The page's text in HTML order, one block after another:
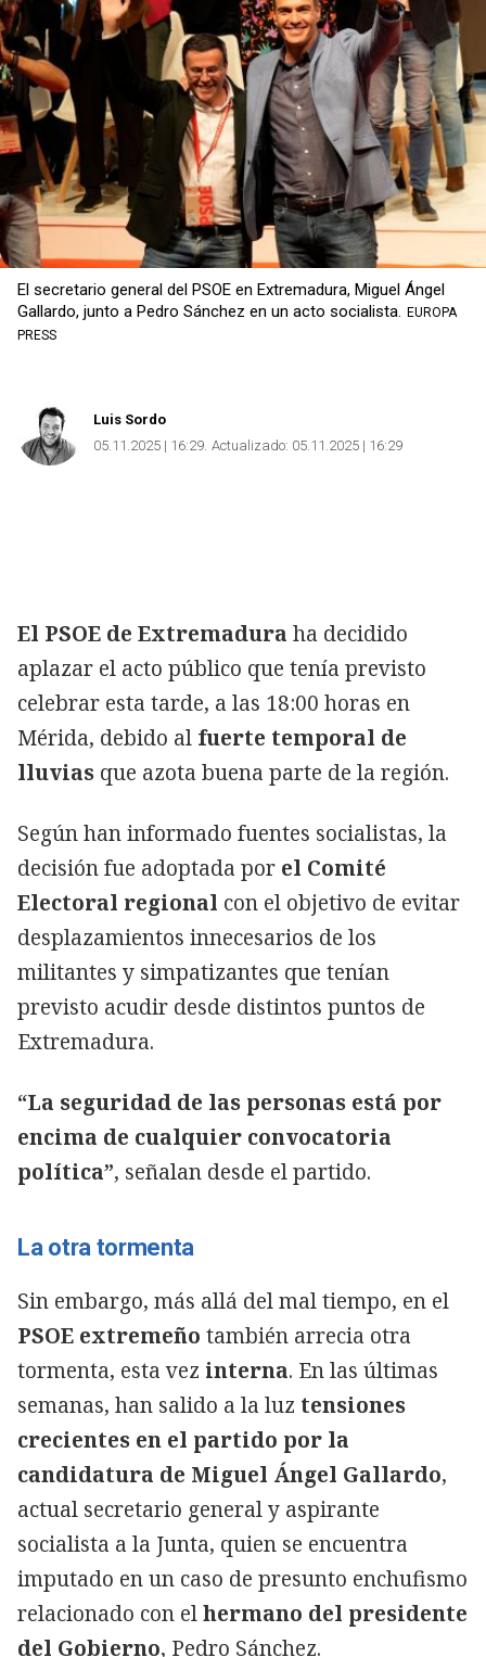
Copiar
El secretario general del PSOE en Extremadura, Miguel Ángel
Gallardo, junto a Pedro Sánchez en un acto socialista. EUROPA
PRESS
Luis Sordo
05.11.2025 | 16:29 Actualizado: 05.11.2025 | 16:29
El PSOE de Extremadura ha decidido
aplazar el acto público que tenía previsto
celebrar esta tarde, a las 18:00 horas en
Mérida, debido al fuerte temporal de
lluvias que azota buena parte de la región.
Según han informado fuentes socialistas, la
decisión fue adoptada por el Comité
Electoral regional con el objetivo de evitar
desplazamientos innecesarios de los
militantes y simpatizantes que tenían
previsto acudir desde distintos puntos de
Extremadura.
“La seguridad de las personas está por
encima de cualquier convocatoria
política”, señalan desde el partido.
La otra tormenta
Sin embargo, más allá del mal tiempo, en el
PSOE extremeño también arrecia otra
tormenta, esta vez interna. En las últimas
semanas, han salido a la luz tensiones
crecientes en el partido por la
candidatura de Miguel Ángel Gallardo,
actual secretario general y aspirante
socialista a la Junta, quien se encuentra
imputado en un caso de presunto enchufismo
relacionado con elhermano del presidente
del Gobierno, Pedro Sánchez.